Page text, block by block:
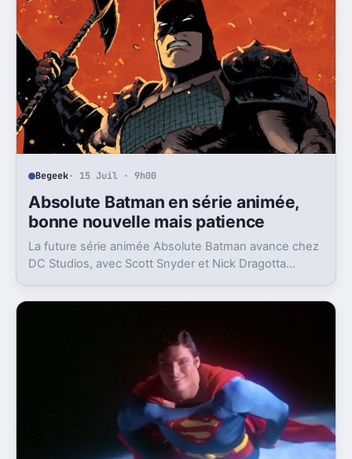
Begeek· 15 Juil · 9h00
Absolute Batman en série animée,
bonne nouvelle mais patience
La future série animée Absolute Batman avance chez
DC Studios, avec Scott Snyder et Nick Dragotta
demain.